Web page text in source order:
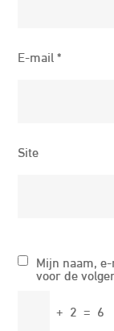
E-mail*
Site
Mijn naam,
voor de
+ 2 = 6